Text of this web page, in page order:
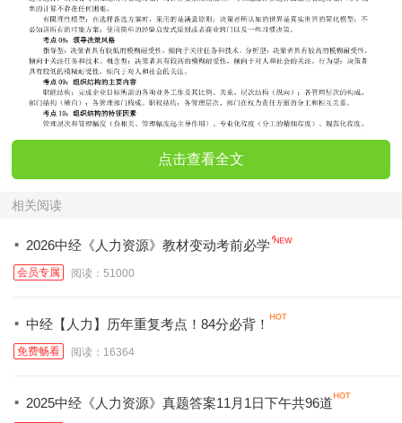
点击查看全文
相关阅读
· 2026中经《人力资源》教材变动考前必学
会员专属 阅读：51000
· 中经【人力】历年重复考点！84分必背！
免费畅看 阅读：16364
· 2025中经《人力资源》真题答案11月1日下午共96道